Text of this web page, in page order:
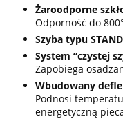
Żaroodporne
Odporność do
Szyba typu
System “czystej
Zapobiega
Wbudowany
Podnosi
energetyczną